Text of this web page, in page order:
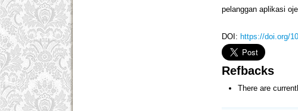
pelanggan aplikasi
DOI:https://doi.org/
Refbacks
There are